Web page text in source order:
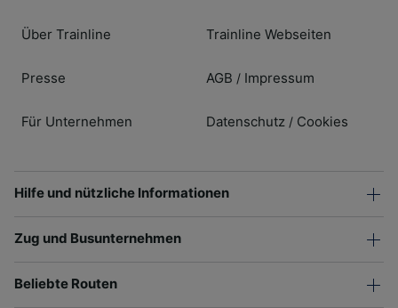
Über Trainline
Presse
Für Unternehmen
Trainline Webseiten
AGB / Impressum
Datenschutz / Cookies
Hilfe und nützliche Informationen
Zug und Busunternehmen
Beliebte Routen